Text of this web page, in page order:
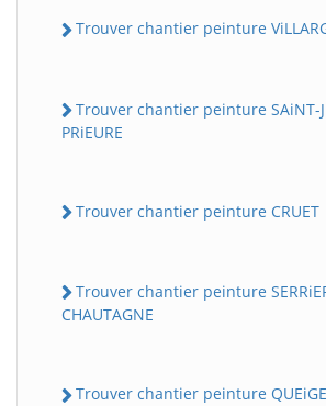
Trouver chantier peinture
Trouver chantier peinture SAiNT-
PRiEURE
Trouver chantier peinture CRUET
Trouver chantier peinture
CHAUTAGNE
Trouver chantier peinture QUEiGE